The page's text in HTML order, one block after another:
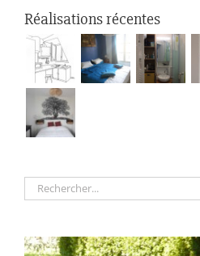
Réalisations récentes
Rechercher: